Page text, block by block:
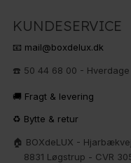
KUNDESERVICE
📧 mail@boxdelux.dk
☎️ 50 44 68 00 - Hverdage
🚚 Fragt & levering
♻️ Bytte & retur
🏠 BOXdeLUX -
8831 Løgstrup - CVR